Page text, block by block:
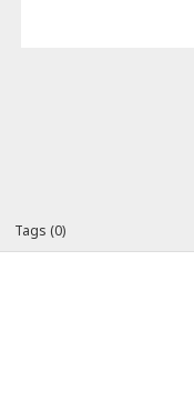
Tags (0)